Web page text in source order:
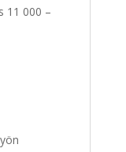
11 000 –